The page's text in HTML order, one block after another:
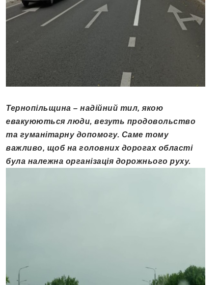
Тернопільщина – надійний тил, якою
евакуюються люди, везуть продовольство
та гуманітарну допомогу. Саме тому
важливо, щоб на головних дорогах області
була належна організація дорожнього руху.